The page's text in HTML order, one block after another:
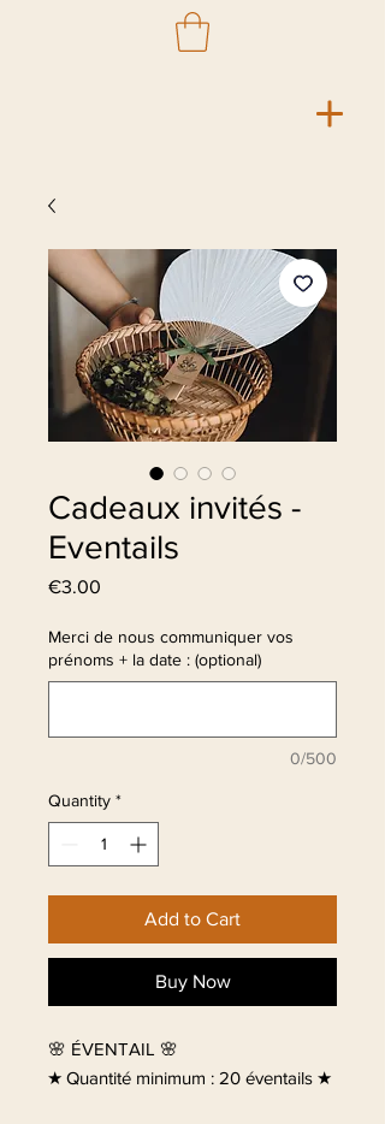
Cadeaux invités -
Eventails
€3.00
Merci de nous communiquer vos
prénoms + la date : (optional)
0/500
Quantity *
Add to Cart
Buy Now
🌸 ÉVENTAIL 🌸
★ Quantité minimum : 20 éventails ★